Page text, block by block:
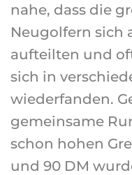
nahe, dass die
Neugolfern sich
aufteilten und
sich in
wiederfanden.
gemeinsame
schon hohen
und 90 DM